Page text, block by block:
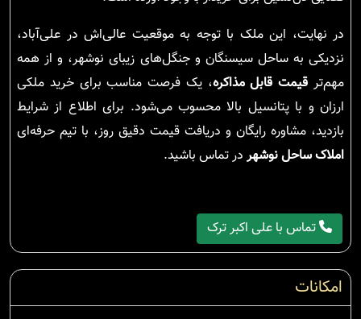
در نهایت، این ملک با توجه به موقعیت عالی‌اش در علی‌آباد،
نزدیکی به ساحل سیسنگان و جنگل‌های زیبای نوشهر، و از همه
مهم‌تر قیمت قابل مذاکره، یک فرصت مناسب برای خرید ملکی
ارزان و با پتانسیل بالا محسوب می‌شود. برای اطلاع از شرایط
بازدید، مشاوره رایگان و دریافت قیمت دقیق روز، با تیم حرفه‌ای
املاک ساحل نوشهر در تماس باشید.
تماس با علی اکبر ترک
امکانات